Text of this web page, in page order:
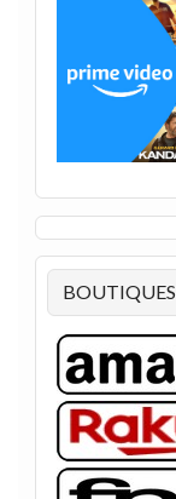
BOUTIQUES